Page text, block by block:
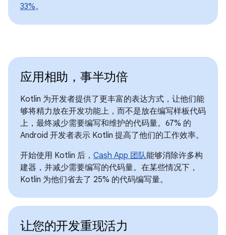
33%。
应用相助，事半功倍
Kotlin 为开发者提供了更丰富的表达方式，让他们能
够将精力放在开发功能上，而不是放在编写样板代码
上，最终减少需要编写和维护的代码量。67% 的
Android 开发者表示 Kotlin 提高了他们的工作效率。
开始使用 Kotlin 后， Cash App 团队能够消除许多构
建器，并减少需要编写的代码量。在某些情况下，
Kotlin 为他们省去了 25% 的代码编写量。
让您的开发重现活力